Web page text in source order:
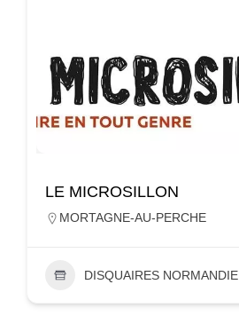
LE MICROSILLON
MORTAGNE-AU-PERCHE
DISQUAIRES NORMANDIE